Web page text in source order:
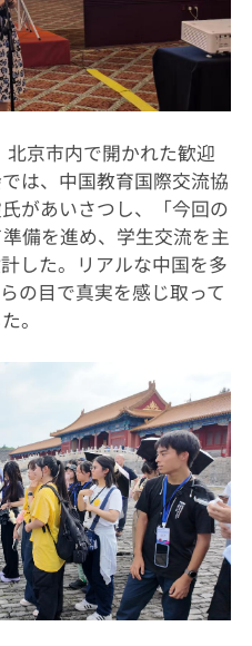
京市内で開かれた歓迎
は、中国教育国際交流協
があいさつし、「今回の
備を進め、学生交流を主
した。リアルな中国を多
の目で真実を感じ取って
。